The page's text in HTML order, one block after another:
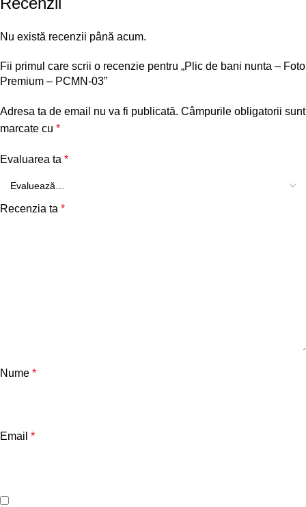
Nu există recenzii până acum.
Fii primul care scrii o recenzie pentru „Plic de bani nunta – Foto
Premium – PCMN-03”
Adresa ta de email nu va fi publicată. Câmpurile obligatorii sunt
marcate cu *
Evaluarea ta *
Recenzia ta *
Nume *
Email *